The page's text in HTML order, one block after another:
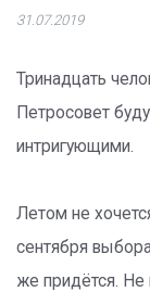
31.07.2019
Тринадцать
Петросовет
интригующими.
Летом не
сентября
же придётся. Не